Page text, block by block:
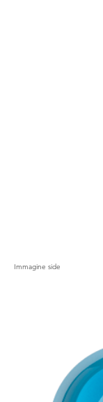
Immagine side